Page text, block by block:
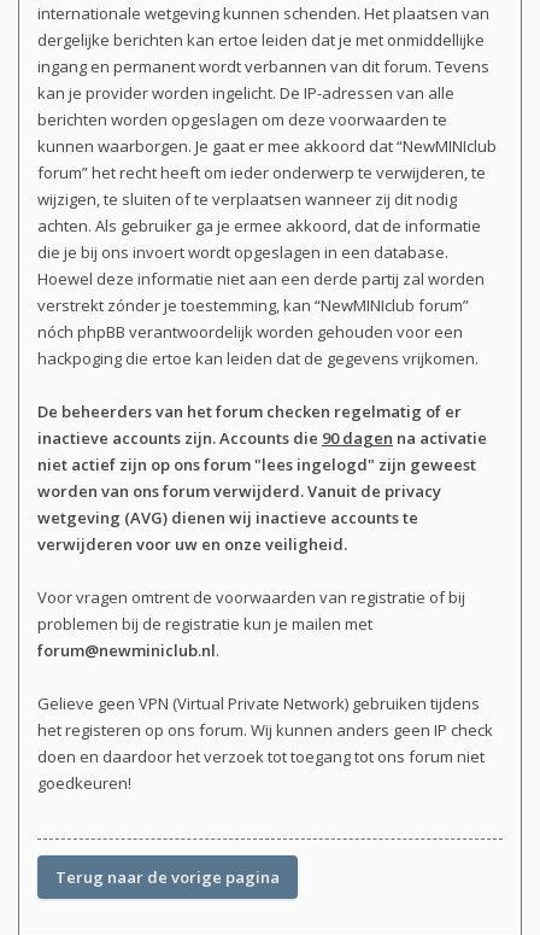
internationale wetgeving kunnen schenden. Het plaatsen van
dergelijke berichten kan ertoe leiden dat je met onmiddellijke
ingang en permanent wordt verbannen van dit forum. Tevens
kan je provider worden ingelicht. De IP-adressen van alle
berichten worden opgeslagen om deze voorwaarden te
kunnen waarborgen. Je gaat er mee akkoord dat “NewMINIclub
forum” het recht heeft om ieder onderwerp te verwijderen, te
wijzigen, te sluiten of te verplaatsen wanneer zij dit nodig
achten. Als gebruiker ga je ermee akkoord, dat de informatie
die je bij ons invoert wordt opgeslagen in een database.
Hoewel deze informatie niet aan een derde partij zal worden
verstrekt zónder je toestemming, kan “NewMINIclub forum”
nóch phpBB verantwoordelijk worden gehouden voor een
hackpoging die ertoe kan leiden dat de gegevens vrijkomen.
De beheerders van het forum checken regelmatig of er
inactieve accounts zijn. Accounts die 90 dagen na activatie
niet actief zijn op ons forum "lees ingelogd" zijn geweest
worden van ons forum verwijderd. Vanuit de privacy
wetgeving (AVG) dienen wij inactieve accounts te
verwijderen voor uw en onze veiligheid.
Voor vragen omtrent de voorwaarden van registratie of bij
problemen bij de registratie kun je mailen met
forum@newminiclub.nl.
Gelieve geen VPN (Virtual Private Network) gebruiken tijdens
het registeren op ons forum. Wij kunnen anders geen IP check
doen en daardoor het verzoek tot toegang tot ons forum niet
goedkeuren!
Terug naar de vorige pagina